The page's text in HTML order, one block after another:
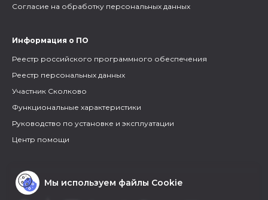
Согласие на обработку персональных данных
Информация о ПО
Реестр российского программного обеспечения
Реестр персональных данных
Участник Сколково
Функциональные характеристики
Руководство по установке и эксплуатации
Центр помощи
Мы используем файлы Cookie